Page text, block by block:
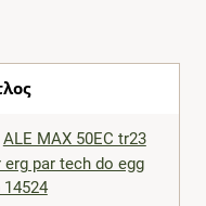
ALE MAX 50EC tr23
erg par tech do egg